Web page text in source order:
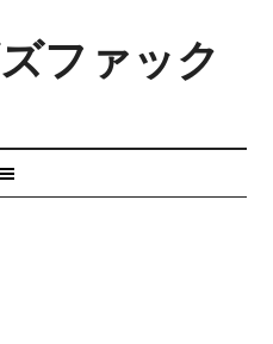
ファック